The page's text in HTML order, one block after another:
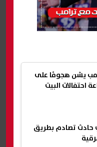
يشن هجومًا على
احتفالات البيت
في حادث تصادم بطريق